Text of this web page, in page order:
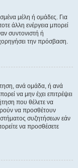
μέλη ή ομάδες. Για
άλλη ενέργεια μπορεί
συντονιστή ή
την πρόσβαση.
ανά ομάδα, ή ανά
να μην έχει επιτρέψει
που θέλετε να
να προσθέτουν
συζητήσεων εάν
να προσθέσετε